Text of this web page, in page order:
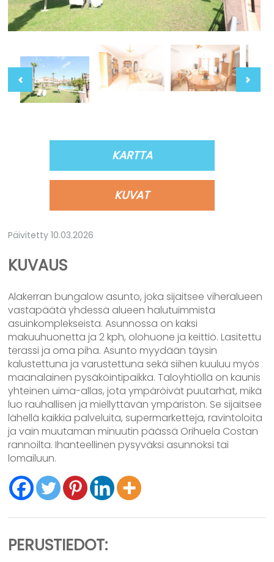
KARTTA
KUVAT
Päivitetty 10.03.2026
KUVAUS
Alakerran bungalow asunto, joka sijaitsee viheralueen
vastapäätä yhdessä alueen halutuimmista
asuinkomplekseista. Asunnossa on kaksi
makuuhuonetta ja 2 kph, olohuone ja keittiö. Lasitettu
terassi ja oma piha. Asunto myydään täysin
kalustettuna ja varustettuna sekä siihen kuuluu myös
maanalainen pysäköintipaikka. Taloyhtiöllä on kaunis
yhteinen uima-allas, jota ympäröivät puutarhat, mikä
luo rauhallisen ja miellyttävän ympäristön. Se sijaitsee
lähellä kaikkia palveluita, supermarketteja, ravintoloita
ja vain muutaman minuutin päässä Orihuela Costan
rannoilta. Ihanteellinen pysyväksi asunnoksi tai
lomailuun.
PERUSTIEDOT: